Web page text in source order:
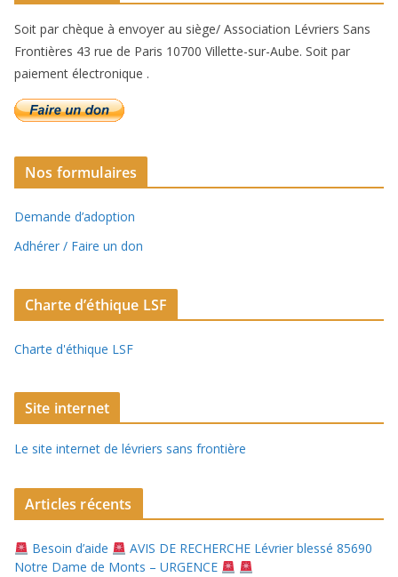
Soit par chèque à envoyer au siège/ Association Lévriers Sans
Frontières 43 rue de Paris 10700 Villette-sur-Aube. Soit par
paiement électronique .
Nos formulaires
Demande d’adoption
Adhérer / Faire un don
Charte d’éthique LSF
Charte d'éthique LSF
Site internet
Le site internet de lévriers sans frontière
Articles récents
Besoin d’aide
AVIS DE RECHERCHE Lévrier blessé 85690
Notre Dame de Monts – URGENCE